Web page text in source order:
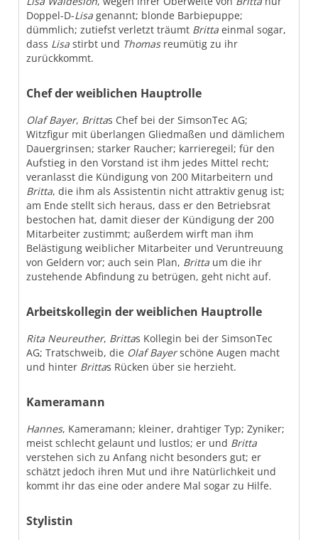
Doppel-D-Lisa genannt; blonde Barbiepuppe;
dümmlich; zutiefst verletzt träumt Britta einmal sogar,
dass Lisa stirbt und Thomasreumütig zu ihr
zurückkommt.
Chef der weiblichen Hauptrolle
Olaf Bayer, Brittas Chef bei der SimsonTec AG;
Witzfigur mit überlangen Gliedmaßen und dämlichem
Dauergrinsen; starker Raucher; karrieregeil; für den
Aufstieg in den Vorstand ist ihm jedes Mittel recht;
veranlasst die Kündigung von 200 Mitarbeitern und
Britta, die ihm als Assistentin nicht attraktiv genug ist;
am Ende stellt sich heraus, dass er den Betriebsrat
bestochen hat, damit dieser der Kündigung der 200
Mitarbeiter zustimmt; außerdem wirft man ihm
Belästigung weiblicher Mitarbeiter und Veruntreuung
von Geldern vor; auch sein Plan, Britta um die ihr
zustehende Abfindung zu betrügen, geht nicht auf.
Arbeitskollegin der weiblichen Hauptrolle
Rita Neureuther, Brittas Kollegin bei der SimsonTec
AG; Tratschweib, die Olaf Bayerschöne Augen macht
und hinter Brittas Rücken über sie herzieht.
Kameramann
Hannes, Kameramann; kleiner, drahtiger Typ; Zyniker;
meist schlecht gelaunt und lustlos; er und Britta
verstehen sich zu Anfang nicht besonders gut; er
schätzt jedoch ihren Mut und ihre Natürlichkeit und
kommt ihr das eine oder andere Mal sogar zu Hilfe.
Stylistin